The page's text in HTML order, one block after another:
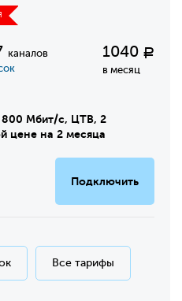
каналов
1040 Р
в месяц
Мбит/с, ЦТВ, 2
цене на 2 месяца
Подключить
Все тарифы